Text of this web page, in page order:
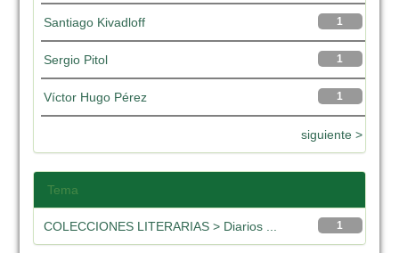
1
Santiago Kivadloff
1
Sergio Pitol
1
Víctor Hugo Pérez
siguiente >
Tema
1
COLECCIONES LITERARIAS > Diarios ...